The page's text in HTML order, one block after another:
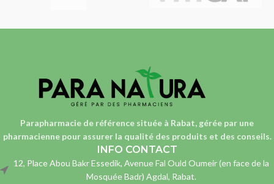
Parapharmacie de référence située à Rabat, gérée par une
pharmaciennepour assurer la qualité des produits et des conseils.
INFO CONTACT
12, Place Abou Bakr Essedik, Avenue Fal Ould Oumeir (en face de la
Mosquée Badr) Agdal, Rabat.